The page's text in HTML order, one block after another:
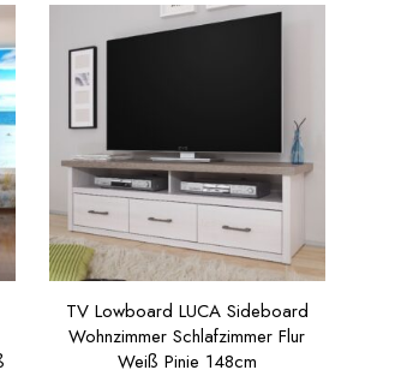
TV Lowboard LUCA Sideboard
Wohnzimmer Schlafzimmer Flur
Weiß Pinie 148cm